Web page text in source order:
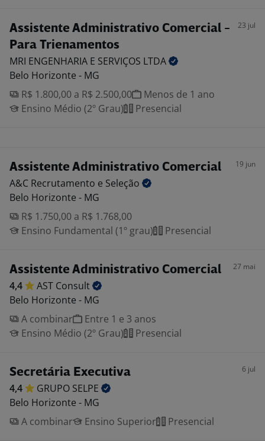
Assistente Administrativo Comercial -
Para Trienamentos
23 jul
MRI ENGENHARIA E SERVIÇOS LTDA
Belo Horizonte - MG
R$ 1.800,00 a R$ 2.500,00
Menos de 1 ano
Ensino Médio (2º Grau)
Presencial
Assistente Administrativo Comercial 19 jun
A&C Recrutamento e Seleção
Belo Horizonte - MG
R$ 1.750,00 a R$ 1.768,00
Ensino Fundamental (1º grau)
Presencial
Assistente Administrativo Comercial 27 mai
4,4 AST Consult
Belo Horizonte - MG
A combinar
Entre 1 e 3 anos
Ensino Médio (2º Grau)
Presencial
Secretária Executiva 6 jul
4,4 GRUPO SELPE
Belo Horizonte - MG
A combinar
Ensino Superior Presencial